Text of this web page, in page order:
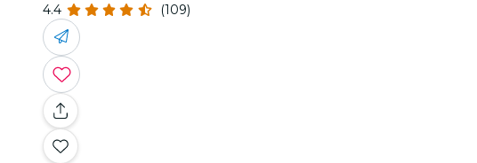
4.4 (109)